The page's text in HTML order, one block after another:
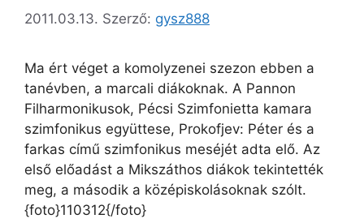
2011.03.13. Szerző: gysz888
Ma ért véget a komolyzenei szezon ebben a
tanévben, a marcali diákoknak. A Pannon
Filharmonikusok, Pécsi Szimfonietta kamara
szimfonikus együttese, Prokofjev: Péter és a
farkas című szimfonikus meséjét adta elő. Az
első előadást a Mikszáthos diákok tekintették
meg, a második a középiskolásoknak szólt.
{foto}110312{/foto}